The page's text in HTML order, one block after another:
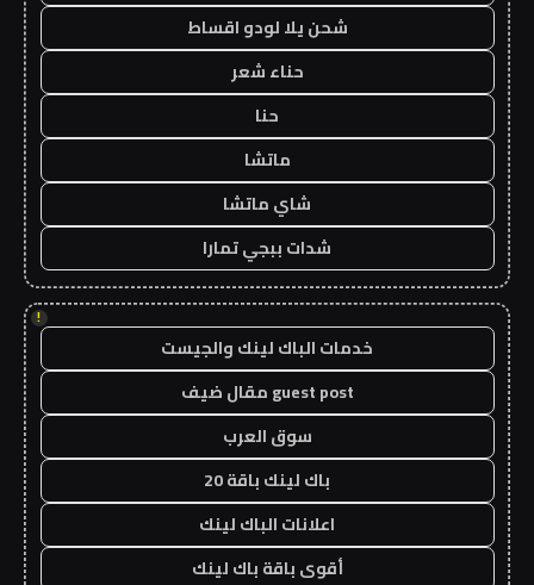
شحن يلا لودو اقساط
حناء شعر
حنا
ماتشا
شاي ماتشا
شدات ببجي تمارا
!
خدمات الباك لينك والجيست
guest post مقال ضيف
سوق العرب
باك لينك باقة 20
اعلانات الباك لينك
أقوى باقة باك لينك